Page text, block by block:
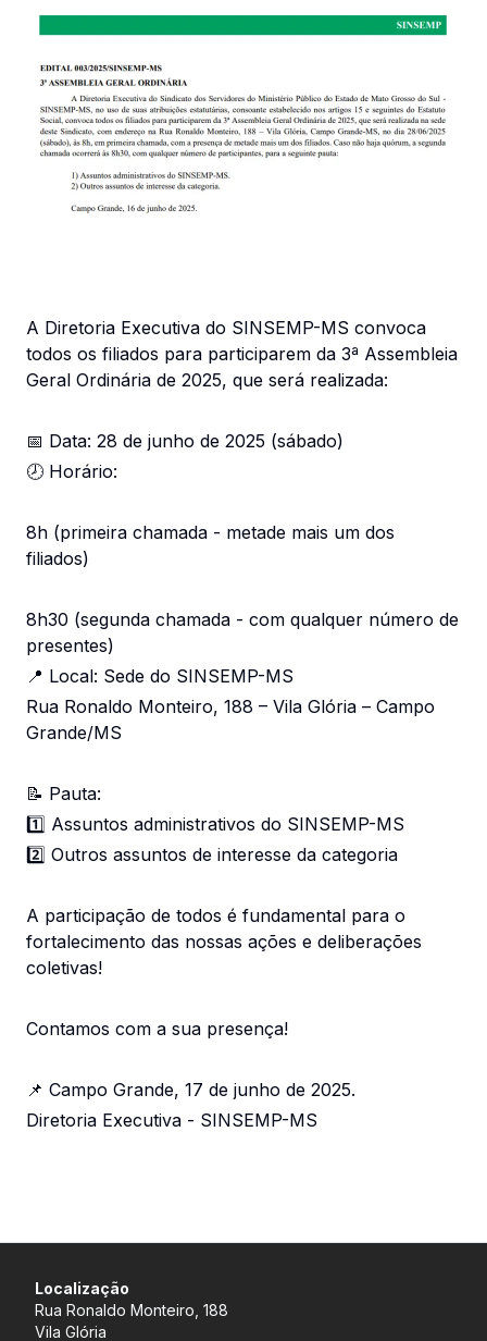
A Diretoria Executiva do SINSEMP-MS convoca
todos os filiados para participarem da 3ª Assembleia
Geral Ordinária de 2025, que será realizada:
📅 Data: 28 de junho de 2025 (sábado)
🕗 Horário:
8h (primeira chamada - metade mais um dos
filiados)
8h30 (segunda chamada - com qualquer número de
presentes)
📍 Local: Sede do SINSEMP-MS
Rua Ronaldo Monteiro, 188 – Vila Glória – Campo
Grande/MS
📝 Pauta:
1️⃣ Assuntos administrativos do SINSEMP-MS
2️⃣ Outros assuntos de interesse da categoria
A participação de todos é fundamental para o
fortalecimento das nossas ações e deliberações
coletivas!
Contamos com a sua presença!
📌 Campo Grande, 17 de junho de 2025.
Diretoria Executiva - SINSEMP-MS
Localização
Rua Ronaldo Monteiro, 188
Vila Glória